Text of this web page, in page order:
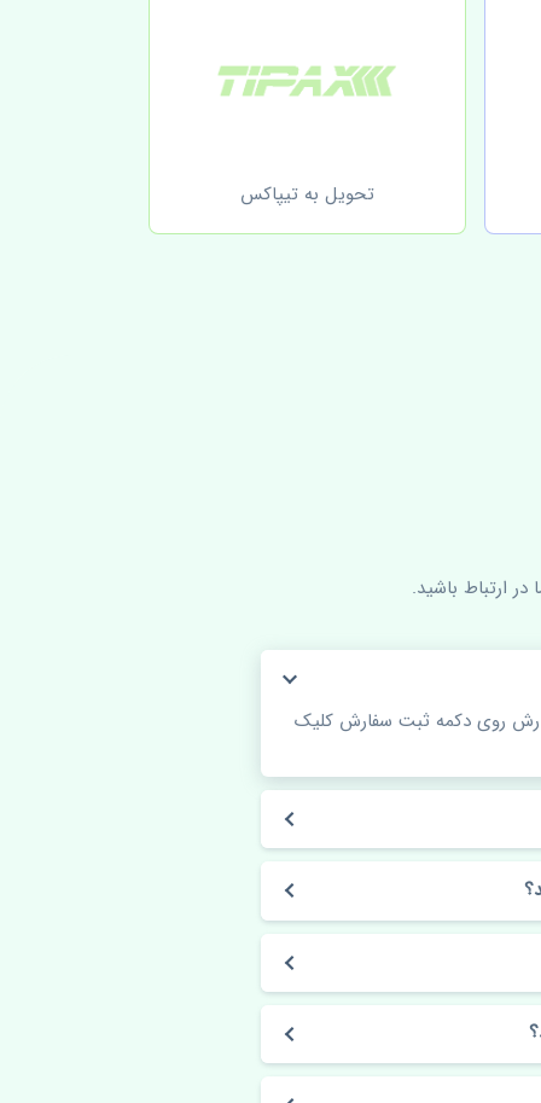
تحویل به تیپاکس
ارتباط باشید.
روی دکمه ثبت سفارش کلیک